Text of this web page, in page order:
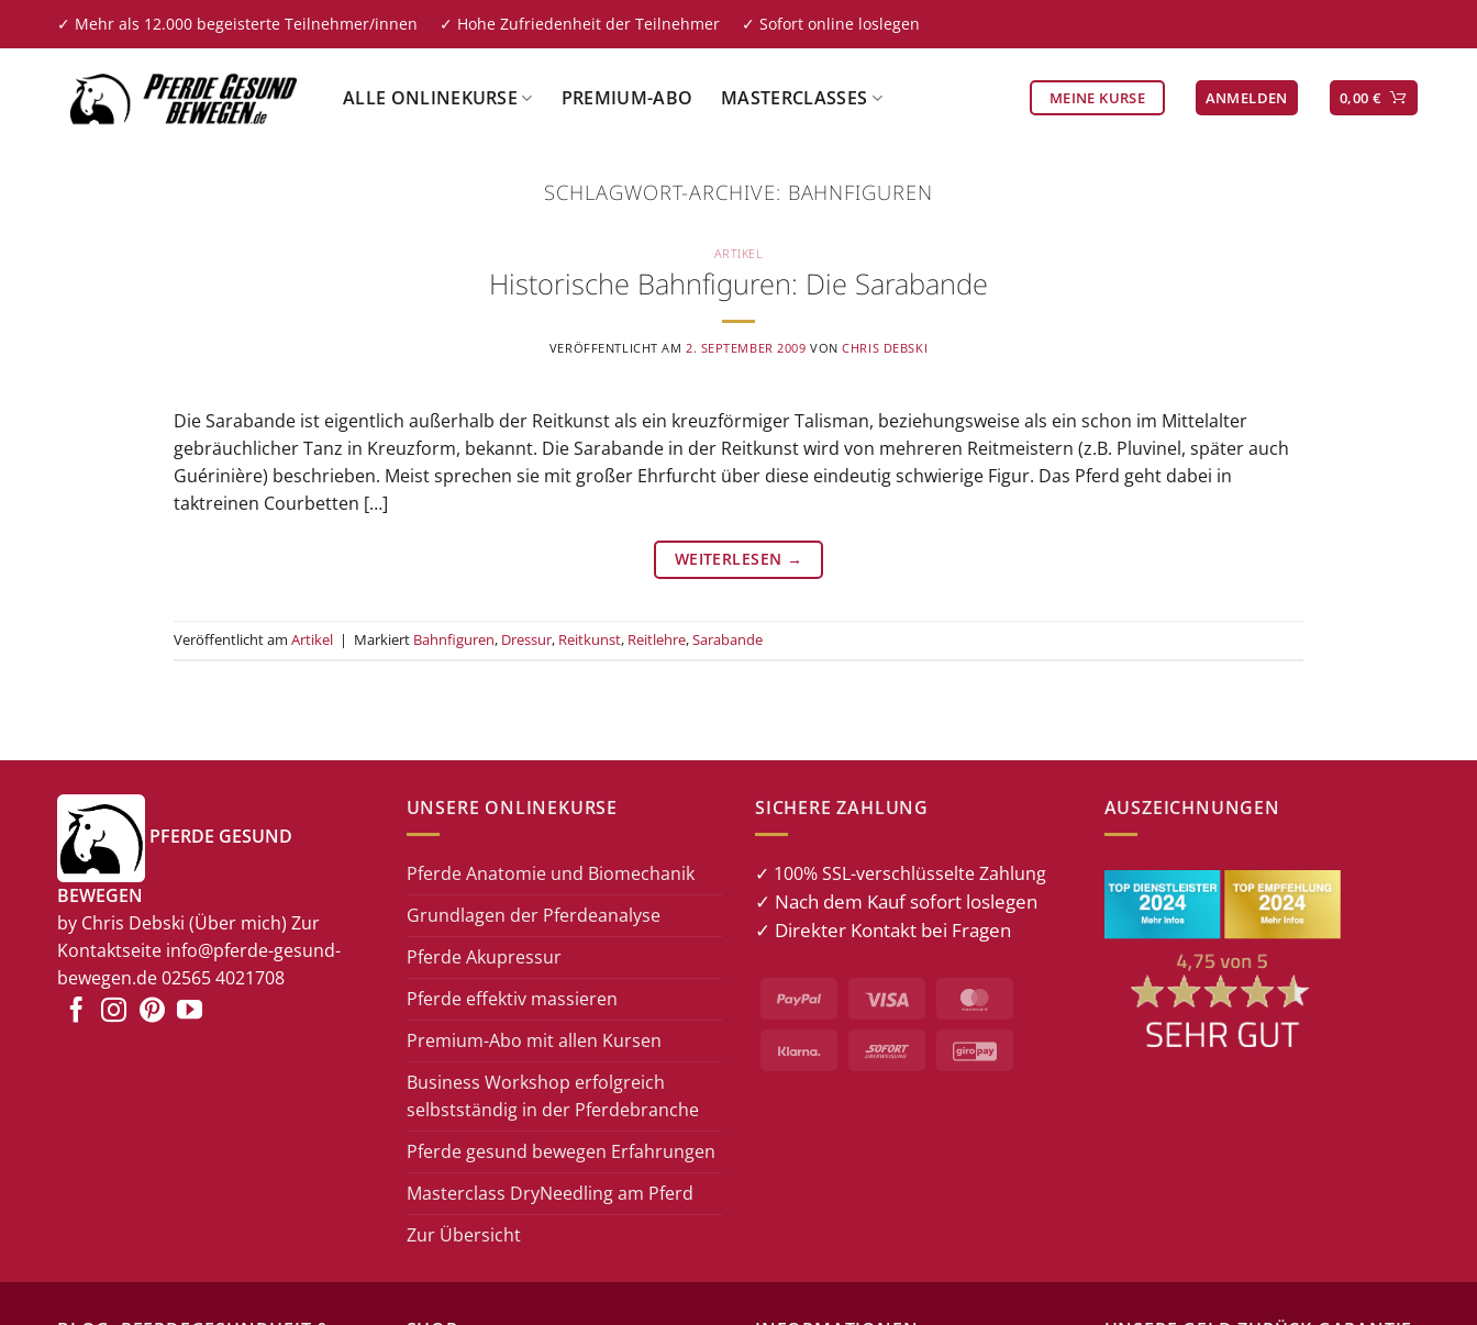
✓ Mehr als 12.000 begeisterte Teilnehmer/innen ✓ Hohe Zufriedenheit der Teilnehmer ✓ Sofort online loslegen
ALLE ONLINEKURSE PREMIUM-ABO MASTERCLASSES MEINE KURSE ANMELDEN 0,00 €
SCHLAGWORT-ARCHIVE: BAHNFIGUREN
ARTIKEL
Historische Bahnfiguren: Die Sarabande
VERÖFFENTLICHT AM 2. SEPTEMBER 2009 VONCHRIS DEBSKI
Die Sarabande ist eigentlich außerhalb der Reitkunst als ein kreuzförmiger Talisman, beziehungsweise als ein schon im Mittelalter
gebräuchlicher Tanz in Kreuzform, bekannt. Die Sarabande in der Reitkunst wird von mehreren Reitmeistern (z.B. Pluvinel, später auch
Guérinière) beschrieben. Meist sprechen sie mit großer Ehrfurcht über diese eindeutig schwierige Figur. Das Pferd geht dabei in
taktreinen Courbetten […]
WEITERLESEN →
Veröffentlicht am Artikel | Markiert Bahnfiguren, Dressur, Reitkunst, Reitlehre,Sarabande
PFERDE GESUND
BEWEGEN
by Chris Debski (Über mich) Zur
Kontaktseite info@pferde-gesund-
bewegen.de02565 4021708
UNSERE ONLINEKURSE
Pferde Anatomie und Biomechanik
Grundlagen der Pferdeanalyse
Pferde Akupressur
Pferde effektiv massieren
Premium-Abo mit allen Kursen
Business Workshop erfolgreich
selbstständig in der Pferdebranche
Pferde gesund bewegen Erfahrungen
Masterclass DryNeedling am Pferd
Zur Übersicht
SICHERE ZAHLUNG
✓ 100% SSL-verschlüsselte Zahlung
✓ Nach dem Kauf sofort loslegen
✓ Direkter Kontakt bei Fragen
PayPal
Klarna Sofort GiroPay
AUSZEICHNUNGEN